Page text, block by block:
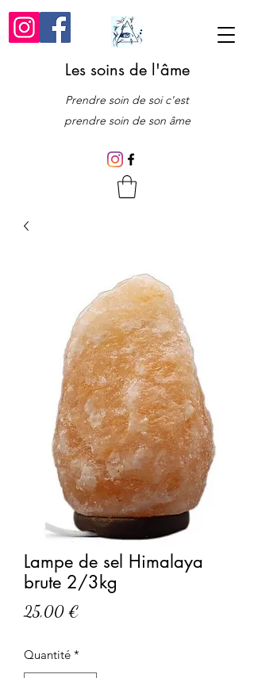
Les soins de l'âme
Prendre soin de soi c'est
prendre soin de son âme
Lampe de sel Himalaya
brute 2/3kg
25,00 €
Quantité *